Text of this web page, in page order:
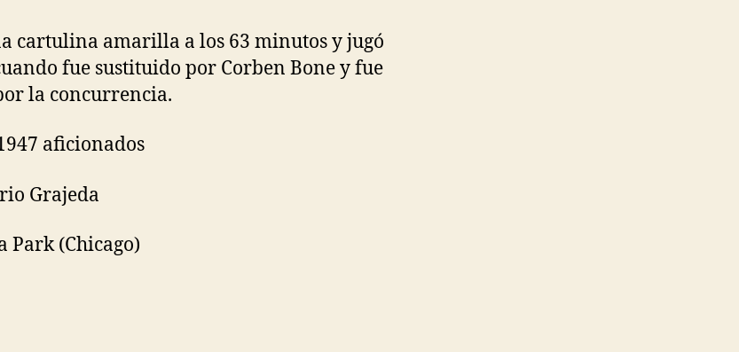
cartulina amarilla a los 63 minutos y jugó
fue sustituido por Corben Bone y fue
la concurrencia.
aficionados
Grajeda
Park (Chicago)